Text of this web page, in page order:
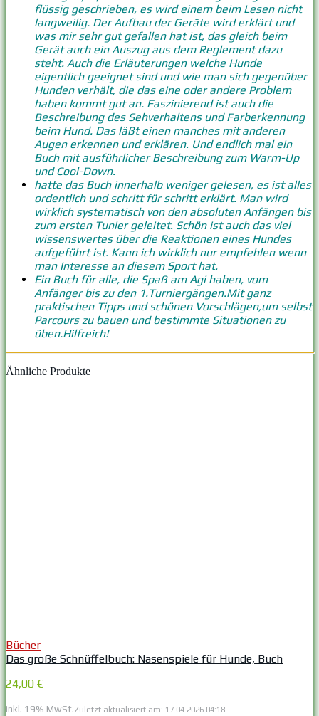
flüssig geschrieben, es wird einem beim Lesen nicht
langweilig. Der Aufbau der Geräte wird erklärt und
was mir sehr gut gefallen hat ist, das gleich beim
Gerät auch ein Auszug aus dem Reglement dazu
steht. Auch die Erläuterungen welche Hunde
eigentlich geeignet sind und wie man sich gegenüber
Hunden verhält, die das eine oder andere Problem
haben kommt gut an. Faszinierend ist auch die
Beschreibung des Sehverhaltens und Farberkennung
beim Hund. Das läßt einen manches mit anderen
Augen erkennen und erklären. Und endlich mal ein
Buch mit ausführlicher Beschreibung zum Warm-Up
und Cool-Down.
hatte das Buch innerhalb weniger gelesen, es ist alles
ordentlich und schritt für schritt erklärt. Man wird
wirklich systematisch von den absoluten Anfängen bis
zum ersten Tunier geleitet. Schön ist auch das viel
wissenswertes über die Reaktionen eines Hundes
aufgeführt ist. Kann ich wirklich nur empfehlen wenn
man Interesse an diesem Sport hat.
Ein Buch für alle, die Spaß am Agi haben, vom
Anfänger bis zu den 1.Turniergängen.Mit ganz
praktischen Tipps und schönen Vorschlägen,um selbst
Parcours zu bauen und bestimmte Situationen zu
üben.Hilfreich!
Ähnliche Produkte
Bücher
Das große Schnüffelbuch: Nasenspiele für Hunde, Buch
24,00 €
inkl. 19% MwSt.Zuletzt aktualisiert am: 17.04.2026 04:18